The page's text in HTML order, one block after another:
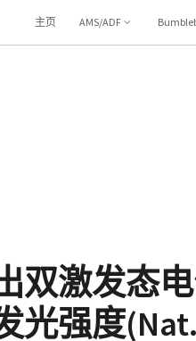
主页 AMS/ADF
双激发态
强度